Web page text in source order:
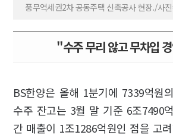
풍무역세권2차 공동주택 신축공사 현장./사
"수주 무리 않고 무차입
BS한양은 올해 1분기에 7339억원
수주 잔고는 3월 말 기준 6조7490
간 매출이 1조1286억원인 점을 고